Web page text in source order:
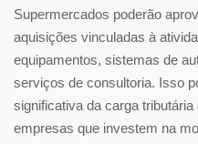
Supermercados poderão
aquisições vinculadas à
equipamentos, sistemas de
serviços de consultoria. Isso
significativa da carga
empresas que investem na